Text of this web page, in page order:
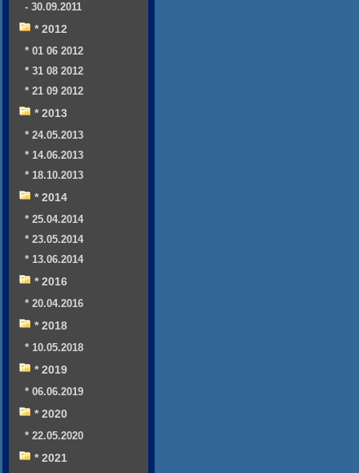
- 30.09.2011
* 2012
* 01 06 2012
* 31 08 2012
* 21 09 2012
* 2013
* 24.05.2013
* 14.06.2013
* 18.10.2013
* 2014
* 25.04.2014
* 23.05.2014
* 13.06.2014
* 2016
* 20.04.2016
* 2018
* 10.05.2018
* 2019
* 06.06.2019
* 2020
* 22.05.2020
* 2021